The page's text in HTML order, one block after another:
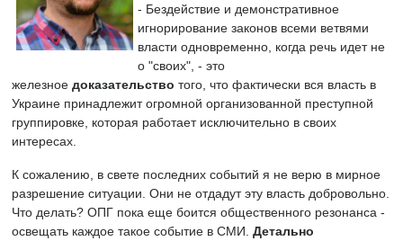
- Бездействие и демонстративное
игнорирование законов всеми ветвями
власти одновременно, когда речь идет не
о "своих", - это
железное доказательство того, что фактически вся власть в
Украине принадлежит огромной организованной преступной
группировке, которая работает исключительно в своих
интересах.
К сожалению, в свете последних событий я не верю в мирное
разрешение ситуации. Они не отдадут эту власть добровольно.
Что делать? ОПГ пока еще боится общественного резонанса -
освещать каждое такое событие в СМИ. Детально